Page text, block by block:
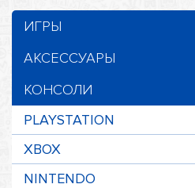
ИГРЫ
АКСЕССУАРЫ
КОНСОЛИ
PLAYSTATION
XBOX
NINTENDO